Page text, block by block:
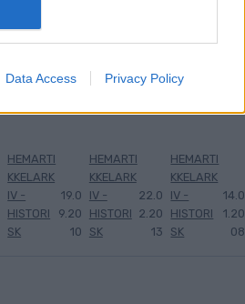
Data Access Privacy Policy
igen
HEMARTI
KKELARK
IV -
HISTORI
SK
19.0
9.20
10
HEMARTI
KKELARK
IV -
HISTORI
SK
22.0
2.20
13
HEMARTI
KKELARK
IV -
HISTORI
SK
14.0
1.20
08